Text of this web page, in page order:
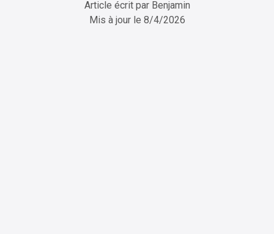
Article écrit par Benjamin
Mis à jour le 8/4/2026